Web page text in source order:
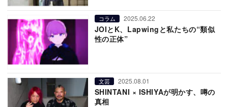
コラム 2025.06.22
JOIとK、Lapwingと私たちの“類似
性の正体”
文芸 2025.08.01
SHINTANI × ISHIYAが明かす、噂の
真相